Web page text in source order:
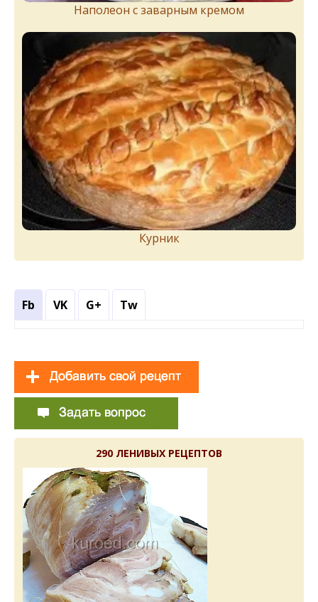
Наполеон с заварным кремом
Курник
Fb VK G+ Tw
290 ЛЕНИВЫХ РЕЦЕПТОВ